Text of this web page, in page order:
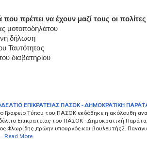
που πρέπει να έχουν μαζί τους οι πολίτες
μοτοποδηλάτου
δήλωση
Ταυτότητας
διαβατηρίου
ΕΠΙΚΡΑΤΕΙΑΣ ΠΑΣΟΚ - ΔΗΜΟΚΡΑΤΙΚΗ
Γραφείο Τύπου του ΠΑΣΟΚ εκδόθηκε η ακόλουθη
Επικρατείας του ΠΑΣΟΚ - Δημοκρατική
Φλωρίδης ,πρώην υπουργός και βουλευτής2.
Read More